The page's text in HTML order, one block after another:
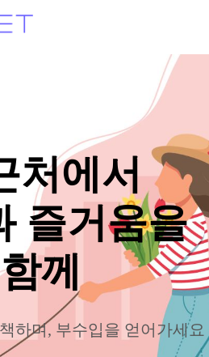
처에서
즐거움을
함께
하며, 부수입을 얻어가세요